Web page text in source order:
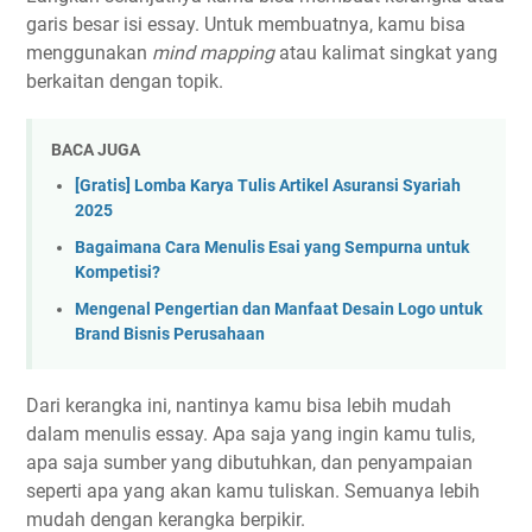
garis besar isi essay. Untuk membuatnya, kamu bisa
menggunakan mind mappingatau kalimat singkat yang
berkaitan dengan topik.
BACA JUGA
[Gratis] Lomba Karya Tulis Artikel Asuransi Syariah
2025
Bagaimana Cara Menulis Esai yang Sempurna untuk
Kompetisi?
Mengenal Pengertian dan Manfaat Desain Logo untuk
Brand Bisnis Perusahaan
Dari kerangka ini, nantinya kamu bisa lebih mudah
dalam menulis essay. Apa saja yang ingin kamu tulis,
apa saja sumber yang dibutuhkan, dan penyampaian
seperti apa yang akan kamu tuliskan. Semuanya lebih
mudah dengan kerangka berpikir.